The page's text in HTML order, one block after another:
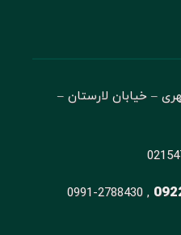
– خیابان لارستان –
0991-2788430 ,